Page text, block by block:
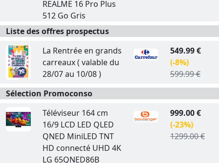
REALME 16 Pro Plus
512 Go Gris
Liste des offres prospectus
La Rentrée en grands
carreaux ( valable du
28/07 au 10/08 )
549.99 €
(-8%)
599.99 €
Sélection Promoconso
Téléviseur 164 cm
16/9 LCD LED QLED
QNED MiniLED TNT
HD connecté UHD 4K
LG 65QNED86B
999.00 €
(-23%)
1299.00 €